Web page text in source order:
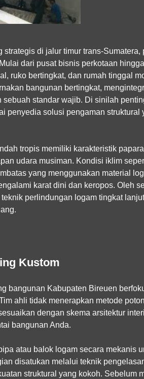
di jalur timur trans-Sumatera,
dari pusat bisnis perkotaan
ruko bertingkat, dan rumah tinggal
bangunan bertingkat,
standar wajib. Di sinilah
penyedia solusi pengaman struktural
tropis memiliki karakteristik
udara musiman. Kondisi iklim
yang menggunakan material
karat dini dan keropos. Oleh
perlindungan logam tingkat
Kustom
bangunan Kabupaten Bireuen
ahli tidak menerapkan metode
dengan skema arsitektur
bangunan Anda.
atau balok logam secara mekanis
disatukan melalui teknik
struktural yang kokoh. Sebelum